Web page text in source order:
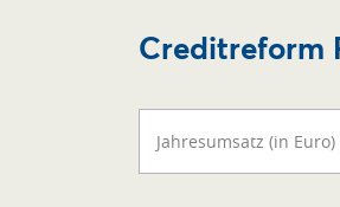
Creditreform
Jahresumsatz (in Euro)